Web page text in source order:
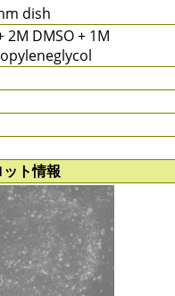
dish
2M DMSO + 1M
ット情報